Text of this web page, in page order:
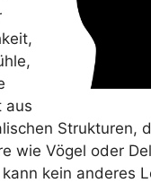
aus
Strukturen,
wie Vögel oder
kein anderes